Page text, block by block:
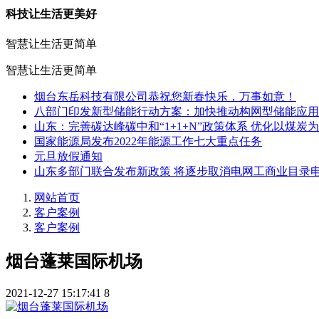
科技让生活更美好
智慧让生活更简单
智慧让生活更简单
烟台东岳科技有限公司恭祝您新春快乐，万事如意！
八部门印发新型储能行动方案：加快推动构网型储能应用
山东：完善碳达峰碳中和“1+1+N”政策体系 优化以煤炭
国家能源局发布2022年能源工作七大重点任务
元旦放假通知
山东多部门联合发布新政策 将逐步取消电网工商业目录
网站首页
客户案例
客户案例
烟台蓬莱国际机场
2021-12-27 15:17:41 8